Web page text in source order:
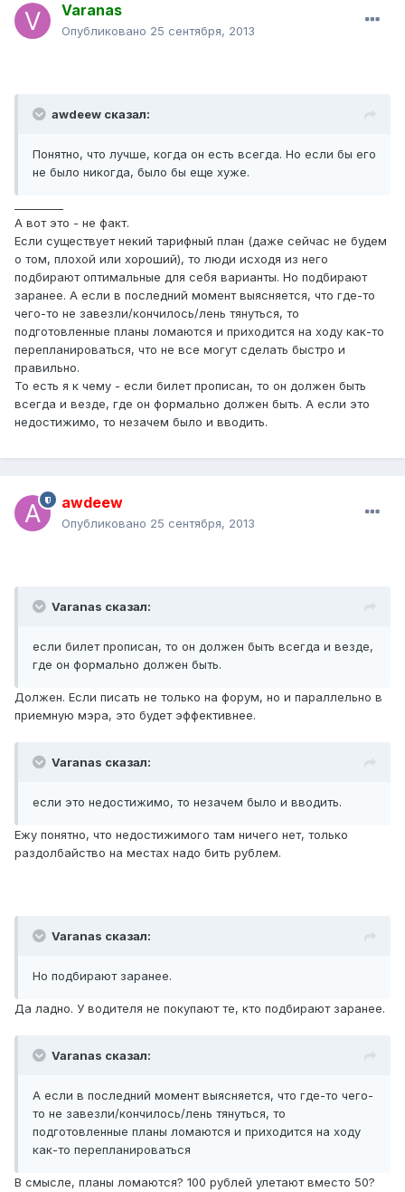
Varanas
Опубликовано 25 сентября, 2013
awdeew сказал:
Понятно, что лучше, когда он есть всегда. Но если бы его
не было никогда, было бы еще хуже.
А вот это - не факт.
Если существует некий тарифный план (даже сейчас не будем
о том, плохой или хороший), то люди исходя из него
подбирают оптимальные для себя варианты. Но подбирают
заранее. А если в последний момент выясняется, что где-то
чего-то не завезли/кончилось/лень тянуться, то
подготовленные планы ломаются и приходится на ходу как-то
перепланироваться, что не все могут сделать быстро и
правильно.
То есть я к чему - если билет прописан, то он должен быть
всегда и везде, где он формально должен быть. А если это
недостижимо, то незачем было и вводить.
awdeew
Опубликовано 25 сентября, 2013
Varanas сказал:
если билет прописан, то он должен быть всегда и везде,
где он формально должен быть.
Должен. Если писать не только на форум, но и параллельно в
приемную мэра, это будет эффективнее.
Varanas сказал:
если это недостижимо, то незачем было и вводить.
Ежу понятно, что недостижимого там ничего нет, только
раздолбайство на местах надо бить рублем.
Varanas сказал:
Но подбирают заранее.
Да ладно. У водителя не покупают те, кто подбирают заранее.
Varanas сказал:
А если в последний момент выясняется, что где-то чего-
то не завезли/кончилось/лень тянуться, то
подготовленные планы ломаются и приходится на ходу
как-то перепланироваться
В смысле, планы ломаются? 100 рублей улетают вместо 50?